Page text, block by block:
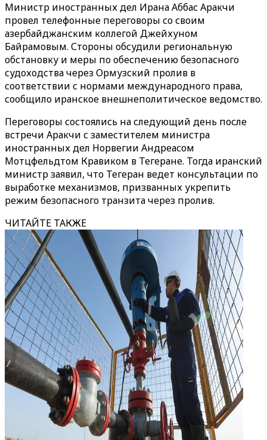
Министр иностранных дел Ирана Аббас Аракчи
провел телефонные переговоры со своим
азербайджанским коллегой Джейхуном
Байрамовым. Стороны обсудили региональную
обстановку и меры по обеспечению безопасного
судоходства через Ормузский пролив в
соответствии с нормами международного права,
сообщило иранское внешнеполитическое ведомство.
Переговоры состоялись на следующий день после
встречи Аракчи с заместителем министра
иностранных дел Норвегии Андреасом
Мотцфельдтом Кравиком в Тегеране. Тогда иранский
министр заявил, что Тегеран ведет консультации по
выработке механизмов, призванных укрепить
режим безопасного транзита через пролив.
ЧИТАЙТЕ ТАКЖЕ